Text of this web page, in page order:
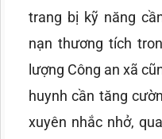
trang bị kỹ năng
nạn thương tích
lượng Công an xã
huynh cần tăng
xuyên nhắc nhở,